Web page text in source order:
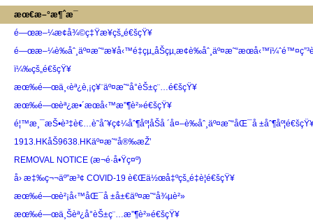
æœ€æ–°æ¶ˆæ¯
é—œæ–¼æ¢å¾©ç‡Ÿæ¥­çš„é€šçŸ¥
ï¼‰çš„é€šçŸ¥
æœ‰é—œä¸‹èª¿è‚¡ç¥¨äº¤æ˜“å°èŠ±ç¨…é€šçŸ¥
æœ‰é—œèª¿æ•´æœå‹™æ”¶è²»é€šçŸ¥
é¦™æ¸¯æŠ•è³‡è€…è­˜åˆ¥ç¢¼åˆ¶åº¦åŠå ´å¤–è­‰åˆ¸äº¤æ˜“åŒ¯å
1913.HKåŠ9638.HKäº¤æ˜“å®‰æŽ’
REMOVAL NOTICE (æ¬é·å•Ÿç¤º)
å› æ‡‰ç¬¬äº”æ³¢ COVID-19 è€Œä½œå‡ºçš„é‡è¦é€šçŸ¥
æœ‰é—œè²¡å‹™åŒ¯å ±å±€äº¤æ˜“å¾µè²»
æœ‰é—œä¸Šèª¿å°èŠ±ç¨…æ”¶è²»é€šçŸ¥